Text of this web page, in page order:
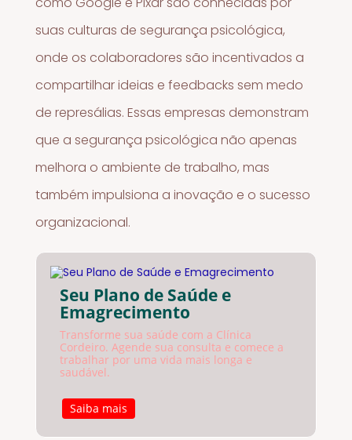
suas culturas de segurança psicológica,
onde os colaboradores são incentivados a
compartilhar ideias e feedbacks sem medo
de represálias. Essas empresas demonstram
que a segurança psicológica não apenas
melhora o ambiente de trabalho, mas
também impulsiona a inovação e o sucesso
organizacional.
Seu Plano de Saúde e
Emagrecimento
Transforme sua saúde com a Clínica
Cordeiro. Agende sua consulta e comece a
trabalhar por uma vida mais longa e
saudável.
Saiba mais